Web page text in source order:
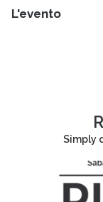
L'evento
Simply